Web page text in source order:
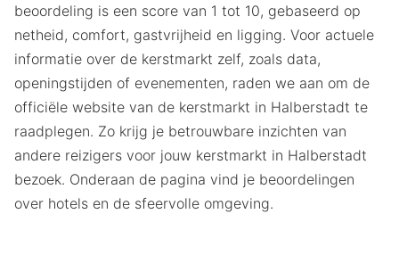
beoordeling is een score van 1 tot 10, gebaseerd op
netheid, comfort, gastvrijheid en ligging. Voor actuele
informatie over de kerstmarkt zelf, zoals data,
openingstijden of evenementen, raden we aan om de
officiële website van de kerstmarkt in Halberstadt te
raadplegen. Zo krijg je betrouwbare inzichten van
andere reizigers voor jouw kerstmarkt in Halberstadt
bezoek. Onderaan de pagina vind je beoordelingen
over hotels en de sfeervolle omgeving.